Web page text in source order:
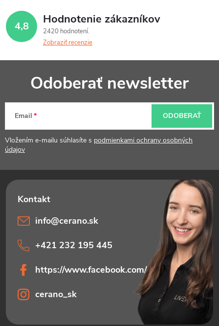
4,8 Hodnotenie zákazníkov
2420 hodnotení
Zobraziť recenzie
p
ä
i
e
Odoberať newsletter
Email
Vložením e-mailu súhlasíte s podmienkami ochrany osobných
údajov
ODOBERAŤ
info@cerano.sk
+421 232 195 445
https://www.facebook.com/ceranosk
cerano_sk